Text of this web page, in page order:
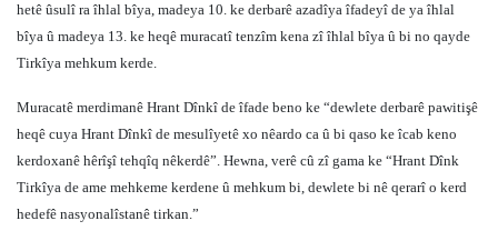
hetê ûsulî ra îhlal bîya, madeya 10. ke derbarê azadîya îfadeyî de ya îhlal
bîya û madeya 13. ke heqê muracatî tenzîm kena zî îhlal bîya û bi no qayde
Tirkîya mehkum kerde.
Muracatê merdimanê Hrant Dînkî de îfade beno ke “dewlete derbarê pawitişê
heqê cuya Hrant Dînkî de mesulîyetê xo nêardo ca û bi qaso ke îcab keno
kerdoxanê hêrîşî tehqîq nêkerdê”. Hewna, verê cû zî gama ke “Hrant Dînk
Tirkîya de ame mehkeme kerdene û mehkum bi, dewlete bi nê qerarî o kerd
hedefê nasyonalîstanê tirkan.”